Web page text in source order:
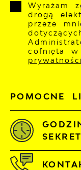
POMOCNE
Wyrażam
drogą
przeze
cofnięta
prywatności